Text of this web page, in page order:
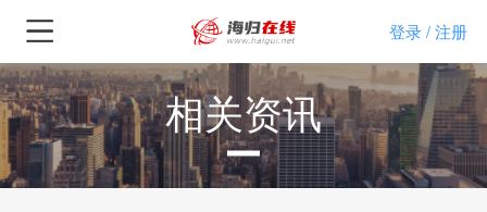
登录 /注册
相关资讯